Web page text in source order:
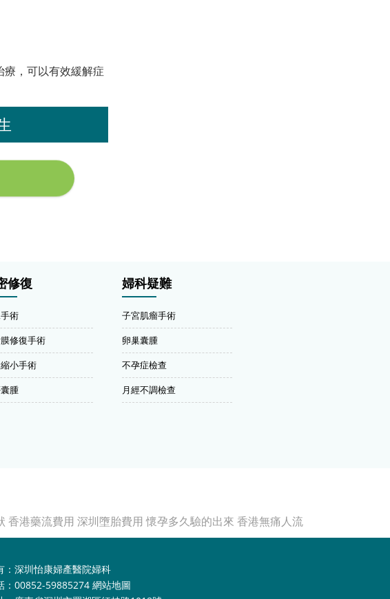
，可以有效緩解症
修復
術
修復手術
小手術
腫
婦科疑難
子宮肌瘤手術
卵巢囊腫
不孕症檢查
月經不調檢查
香港藥流費用 深圳墮胎費用 懷孕多久驗的出來 香港無痛人流
：深圳怡康婦產醫院婦科
：00852-59885274 網站地圖